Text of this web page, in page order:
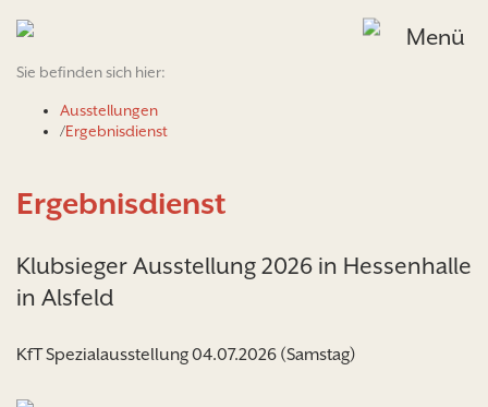
Menü
Sie befinden sich hier:
Ausstellungen
/Ergebnisdienst
Ergebnisdienst
Klubsieger Ausstellung 2026 in Hessenhalle
in Alsfeld
KfT Spezialausstellung 04.07.2026 (Samstag)